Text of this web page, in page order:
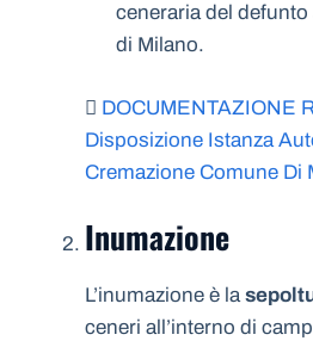
ceneraria del
di Milano.
DOCUMENTAZIONE
Disposizione Istanza
Cremazione Comune Di
Inumazione
L’inumazione è la
ceneri all’interno di